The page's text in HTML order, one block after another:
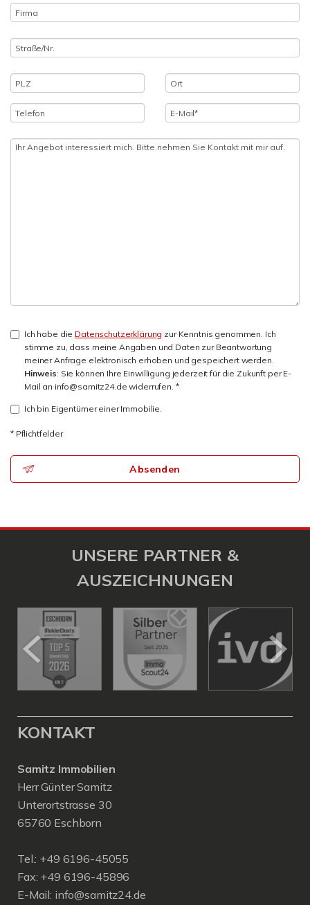
Ich habe die Datenschutzerklärung zur Kenntnis genommen. Ich
stimme zu, dass meine Angaben und Daten zur Beantwortung
meiner Anfrage elektronisch erhoben und gespeichert werden.
Hinweis: Sie können Ihre Einwilligung jederzeit für die Zukunft per E-
Mail an info@samitz24.de widerrufen. *
Ich bin Eigentümer einer Immobilie.
* Pflichtfelder
Absenden
UNSERE PARTNER &
AUSZEICHNUNGEN
KONTAKT
Samitz Immobilien
Herr Günter Samitz
Unterortstrasse 30
65760 Eschborn
Tel.: +49 6196-45055
Fax: +49 6196-45896
E-Mail: info@samitz24.de